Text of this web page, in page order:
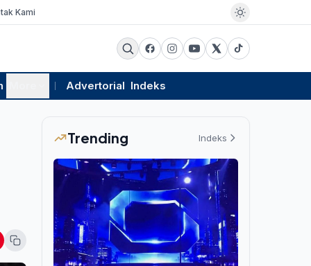
Kami
Advertorial Indeks
Trending Indeks